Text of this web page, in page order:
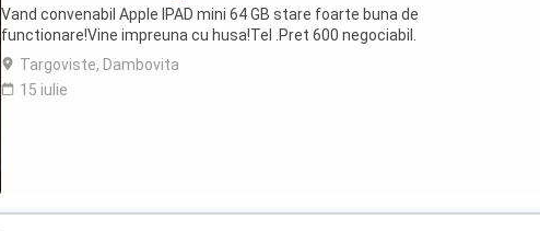
Vand convenabil Apple IPAD mini 64 GB stare foarte buna de
functionare!Vine impreuna cu husa!Tel .Pret 600 negociabil.
Targoviste, Dambovita
15 iulie